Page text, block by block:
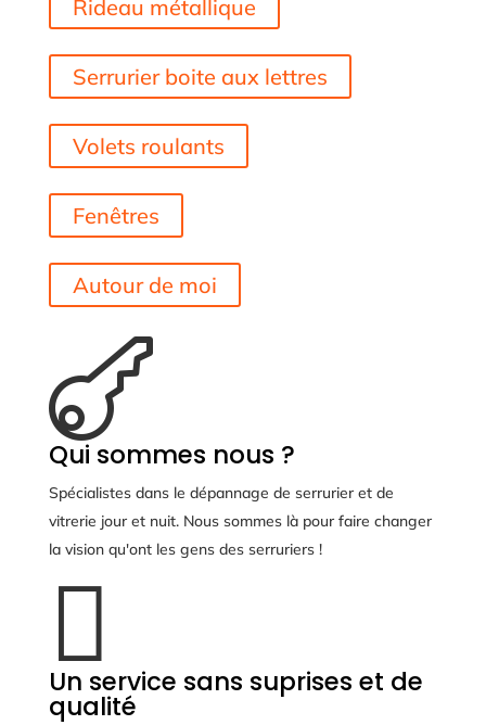
Rideau métallique
Serrurier boite aux lettres
Volets roulants
Fenêtres
Autour de moi

Qui sommes nous ?
Spécialistes dans le dépannage de serrurier et de
vitrerie jour et nuit. Nous sommes là pour faire changer
la vision qu'ont les gens des serruriers !

Un service sans suprises et de
qualité